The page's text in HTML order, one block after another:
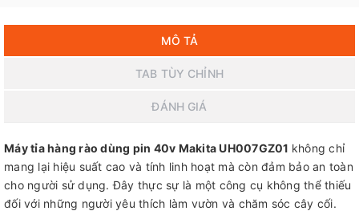
MÔ TẢ
TAB TÙY CHỈNH
ĐÁNH GIÁ
Máy tỉa hàng rào dùng pin 40v Makita UH007GZ01 không chỉ
mang lại hiệu suất cao và tính linh hoạt mà còn đảm bảo an toàn
cho người sử dụng. Đây thực sự là một công cụ không thể thiếu
đối với những người yêu thích làm vườn và chăm sóc cây cối.